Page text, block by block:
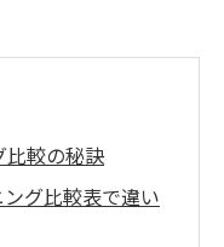
比較の秘訣
グ比較表で違い